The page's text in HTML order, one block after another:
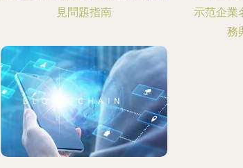
見問題指南
示范企業
務